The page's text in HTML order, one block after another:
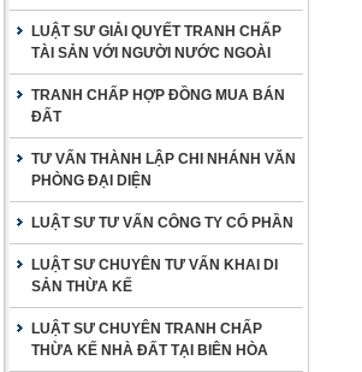
LUẬT SƯ GIẢI QUYẾT TRANH CHẤP
TÀI SẢN VỚI NGƯỜI NƯỚC NGOÀI
TRANH CHẤP HỢP ĐỒNG MUA BÁN
ĐẤT
TƯ VẤN THÀNH LẬP CHI NHÁNH VĂN
PHÒNG ĐẠI DIỆN
LUẬT SƯ TƯ VẤN CÔNG TY CỔ PHẦN
LUẬT SƯ CHUYÊN TƯ VẤN KHAI DI
SẢN THỪA KẾ
LUẬT SƯ CHUYÊN TRANH CHẤP
THỪA KẾ NHÀ ĐẤT TẠI BIÊN HÒA